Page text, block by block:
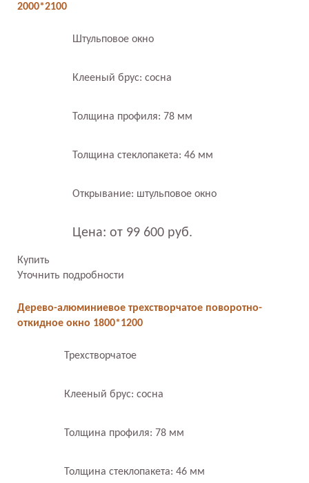
2000*2100
Штульповое окно
Клееный брус: сосна
Толщина профиля: 78 мм
Толщина стеклопакета: 46 мм
Открывание: штульповое окно
Цена: от 99 600 руб.
Купить
Уточнить подробности
Дерево-алюминиевое трехстворчатое поворотно-
откидное окно 1800*1200
Трехстворчатое
Клееный брус: сосна
Толщина профиля: 78 мм
Толщина стеклопакета: 46 мм